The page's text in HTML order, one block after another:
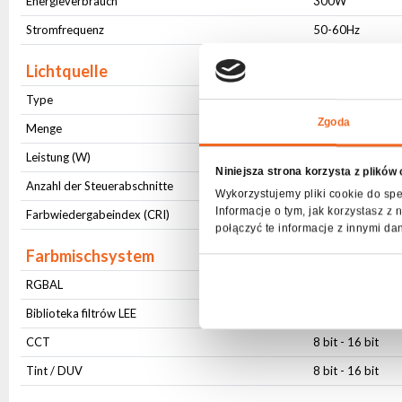
Zgoda
Niniejsza strona korzysta z plików
Wykorzystujemy pliki cookie do
Informacje o tym, jak korzystasz z
połączyć te informacje z innymi
Stromfrequenz
50-60Hz
Lichtquelle
Type
LED (RGBAL)
Menge
1
Leistung (W)
Anzahl der Steuerabschnitte
Farbwiedergabeindex (CRI)
98
Farbmischsystem
RGBAL
Biblioteka filtrów LEE
CCT
8 bit - 16 bit
Tint / DUV
8 bit - 16 bit